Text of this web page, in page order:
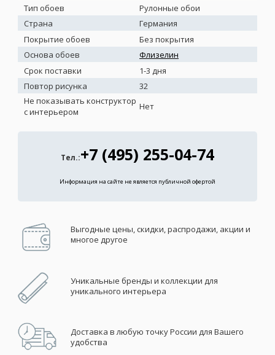
Тип обоев
Рулонные обои
Страна
Германия
Покрытие обоев
Без покрытия
Основа обоев
Флизелин
Срок поставки
1-3 дня
Повтор рисунка
32
Не показывать конструктор
с интерьером
Нет
Тел.:+7 (495) 255-04-74
Информация на сайте не является публичной офертой
Выгодные цены, скидки, распродажи, акции и
многое другое
Уникальные бренды и коллекции для
уникального интерьера
Доставка в любую точку России для Вашего
удобства